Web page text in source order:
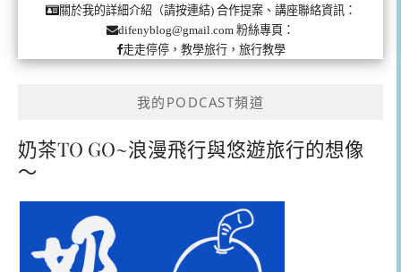
關於我的詳細介紹（請按連結)合作提案、講座聯絡資訊：
difenyblog@gmail.com 粉絲專頁：
走走停停，教學旅行，旅行教學
我的PODCAST頻道
奶茶TO GO~浪漫飛行與悠遊旅行的想像
～